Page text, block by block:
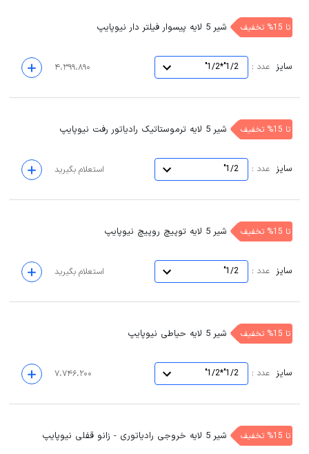
تا 15% تخفیف شیر 5 لایه پیسوار فیلتر دار نیوپایپ
سایز عدد :
1/2"*1/2" ۴،۳۹۹،۸۹۰
تا 15% تخفیف شیر 5 لایه ترموستاتیک رادیاتور رفت نیوپایپ
سایز عدد :
1/2" استعلام بگیرید
تا 15% تخفیف شیر 5 لایه توپیچ روپیچ نیوپایپ
سایز عدد :
1/2" استعلام بگیرید
تا 15% تخفیف شیر 5 لایه حیاطی نیوپایپ
سایز عدد :
1/2"*1/2" ۷،۷۴۶،۲۰۰
تا 15% تخفیف شیر 5 لایه خروجی رادیاتوری - زانو قفلی نیوپایپ